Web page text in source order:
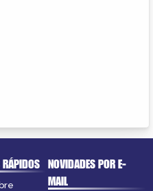
NOVIDADES POR E-
MAIL